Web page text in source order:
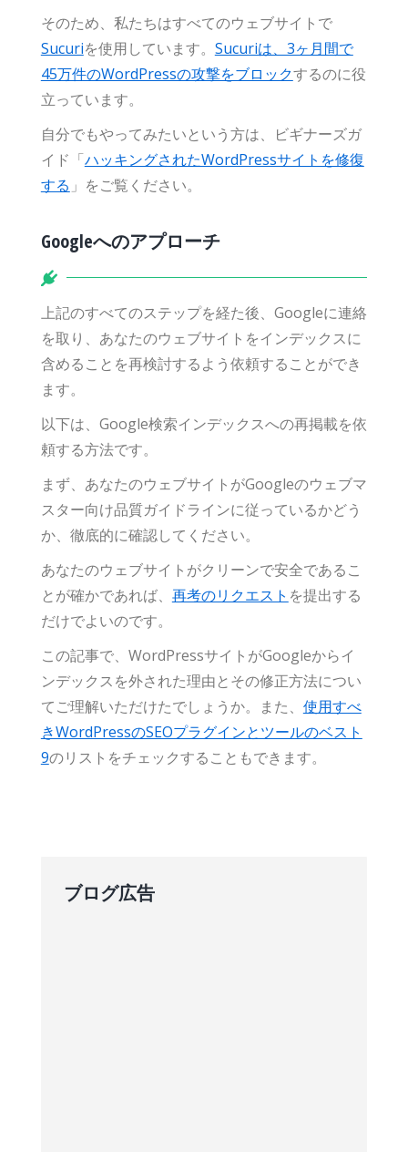
そのため、私たちはすべてのウェブサイトで
Sucuriを使用しています。 Sucuriは、3ヶ月間で
45万件のWordPressの攻撃をブロックするのに役
立っています。
自分でもやってみたいという方は、ビギナーズガ
イド「ハッキングされたWordPressサイトを修復
する 」をご覧ください。
Googleへのアプローチ
上記のすべてのステップを経た後、Googleに連絡
を取り、あなたのウェブサイトをインデックスに
含めることを再検討するよう依頼することができ
ます。
以下は、Google検索インデックスへの再掲載を依
頼する方法です。
まず、あなたのウェブサイトがGoogleのウェブマ
スター向け品質ガイドラインに従っているかどう
か、徹底的に確認してください。
あなたのウェブサイトがクリーンで安全であるこ
とが確かであれば、 再考のリクエスト を提出する
だけでよいのです。
この記事で、WordPressサイトがGoogleからイ
ンデックスを外された理由とその修正方法につい
てご理解いただけたでしょうか。また、 使用すべ
きWordPressのSEOプラグインとツールのベスト
9のリストをチェックすることもできます。
ブログ広告